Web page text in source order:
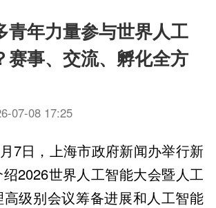
青年力量参与世界人工
赛事、交流、孵化全方
07-08 17:25
7日，上海市政府新闻办举行新
2026世界人工智能大会暨人工
级别会议筹备进展和人工智能